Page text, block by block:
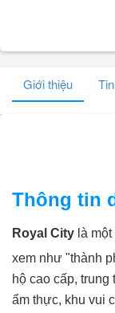
Giới thiệu
Thông tin
Royal City là
xem như "thành
hộ cao cấp,
ẩm thực, khu vui